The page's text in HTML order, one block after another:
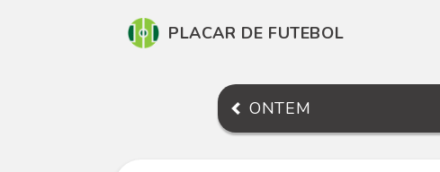
PLACAR DE FUTEBOL
ONTEM